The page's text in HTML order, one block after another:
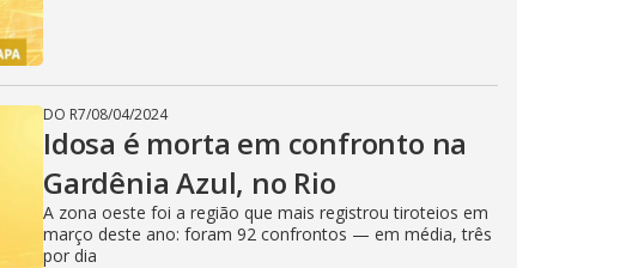
DO R7/08/04/2024
Idosa é morta em confronto na
Gardênia Azul, no Rio
A zona oeste foi a região que mais registrou tiroteios em
março deste ano: foram 92 confrontos — em média, três
por dia